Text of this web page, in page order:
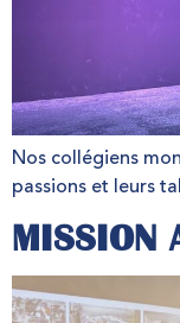
Nos collégiens
passions et leurs
MISSION